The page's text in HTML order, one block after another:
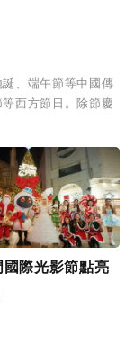
、端午節等中國傳
西方節日。除節慶
際光影節點亮